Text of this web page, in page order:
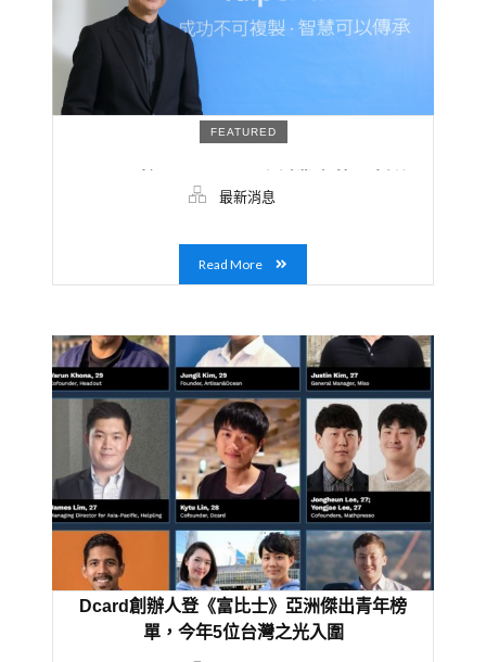
FEATURED
AAMA 校長Charles 致創業家的一封信
最新消息
Read More
Dcard創辦人登《富比士》亞洲傑出青年榜
單，今年5位台灣之光入圍